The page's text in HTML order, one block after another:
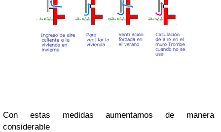
Con estas medidas aumentamos de manera
considerable